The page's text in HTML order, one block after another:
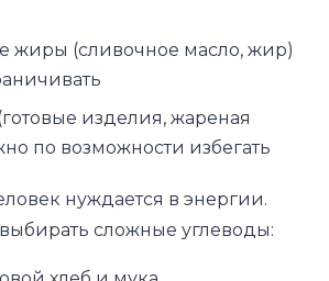
жиры (сливочное масло, жир)
изделия, жареная
по возможности избегать
нуждается в энергии.
сложные углеводы: